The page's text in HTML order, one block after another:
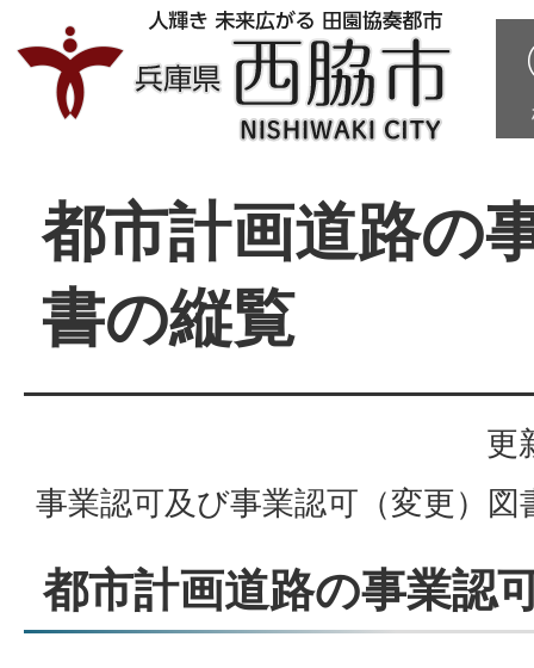
都市計画道路の
書の縦覧
更
事業認可及び事業認可（変更）
都市計画道路の事業認